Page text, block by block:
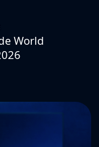
World